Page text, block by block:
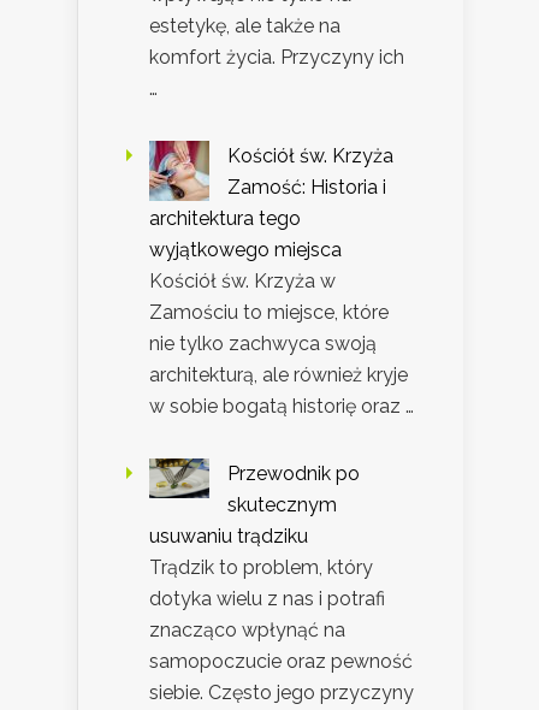
estetykę, ale także na
komfort życia. Przyczyny ich
…
Kościół św. Krzyża
Zamość: Historia i
architektura tego
wyjątkowego miejsca
Kościół św. Krzyża w
Zamościu to miejsce, które
nie tylko zachwyca swoją
architekturą, ale również kryje
w sobie bogatą historię oraz …
Przewodnik po
skutecznym
usuwaniu trądziku
Trądzik to problem, który
dotyka wielu z nas i potrafi
znacząco wpłynąć na
samopoczucie oraz pewność
siebie. Często jego przyczyny